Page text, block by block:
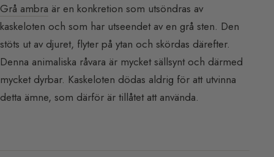
Grå ambra är en konkretion som utsöndras av
kaskeloten och som har utseendet av en grå sten. Den
stöts ut av djuret, flyter på ytan och skördas därefter.
Denna animaliska råvara är mycket sällsynt och därmed
mycket dyrbar. Kaskeloten dödas aldrig för att utvinna
detta ämne, som därför är tillåtet att använda.